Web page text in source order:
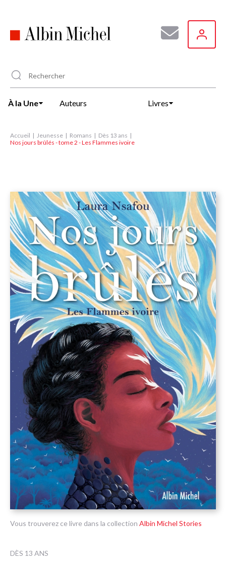
principal
À la Une Auteurs Livres
Accueil Jeunesse Romans
Dès 13 ans
Nos jours brûlés - tome 2 - Les Flammes ivoire
Vous trouverez ce livre dans la collection Albin Michel Stories
DÈS 13 ANS